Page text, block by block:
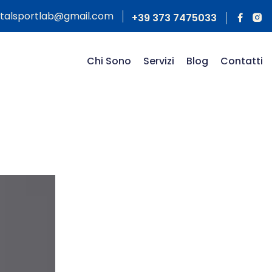
+39 373 7475033
Chi Sono Servizi Blog Contatti